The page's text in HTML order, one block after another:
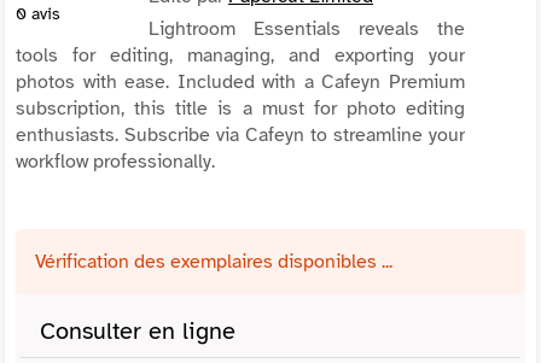
0 avis
Lightroom Essentials reveals the
tools for editing, managing, and exporting your
photos with ease. Included with a Cafeyn Premium
subscription, this title is a must for photo editing
enthusiasts. Subscribe via Cafeyn to streamline your
workflow professionally.
Vérification des exemplaires disponibles ...
Consulter en ligne